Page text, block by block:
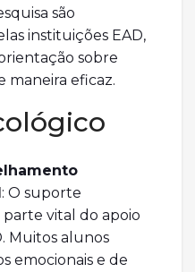
são
instituições EAD,
sobre
maneira eficaz.
: O suporte
vital do apoio
Muitos alunos
emocionais e de